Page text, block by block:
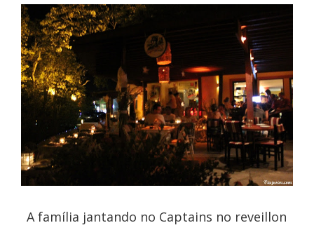
A família jantando no Captains no reveillon